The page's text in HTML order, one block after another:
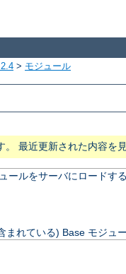
> モジュール
最近更新された内容を
ールをサーバにロードする
まれている) Base モジュ